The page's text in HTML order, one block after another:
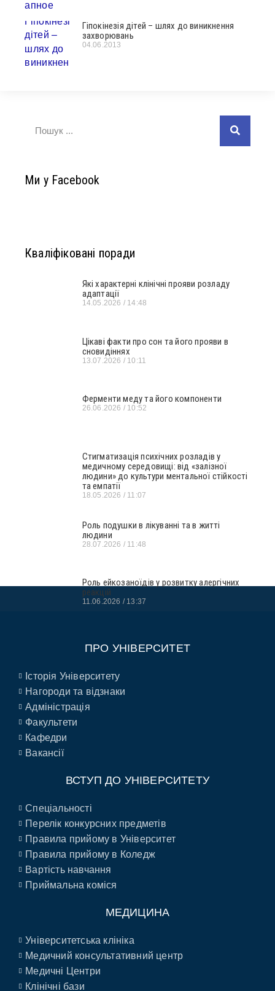
Гіпокінезія дітей – шлях до виникнення
захворювань
04.06.2013
Ми у Facebook
Кваліфіковані поради
Які характерні клінічні прояви розладу
адаптації
14.05.2026 14:48
Цікаві факти про сон та його прояви в
сновидіннях
13.07.2026 10:11
Ферменти меду та його компоненти
26.06.2026 10:52
Стигматизація психічних розладів у
медичному середовищі: від «залізної
людини» до культури ментальної стійкості
та емпатії
18.05.2026 11:07
Роль подушки в лікуванні та в житті
людини
28.07.2026 11:48
Роль ейкозаноїдів у розвитку алергічних
реакцій
11.06.2026 13:37
ПРО УНІВЕРСИТЕТ
Історія Університету
Нагороди та відзнаки
Адміністрація
Факультети
Кафедри
Вакансії
ВСТУП ДО УНІВЕРСИТЕТУ
Спеціальності
Перелік конкурсних предметів
Правила прийому в Університет
Правила прийому в Коледж
Вартість навчання
Приймальна коміся
МЕДИЦИНА
Університетська клініка
Медичний консультативний центр
Медичні Центри
Клінічні бази